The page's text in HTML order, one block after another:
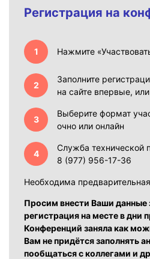
Регистрация на
Нажмите
Заполните
на сайте впервые,
Выберите формат
очно или онлайн
Служба технической
8 (977) 956-17-36
Необходима
Просим внести Ваши данные
регистрация на месте в дни
Конференций заняла как
Вам не придётся заполнять
пообщаться с коллегами и